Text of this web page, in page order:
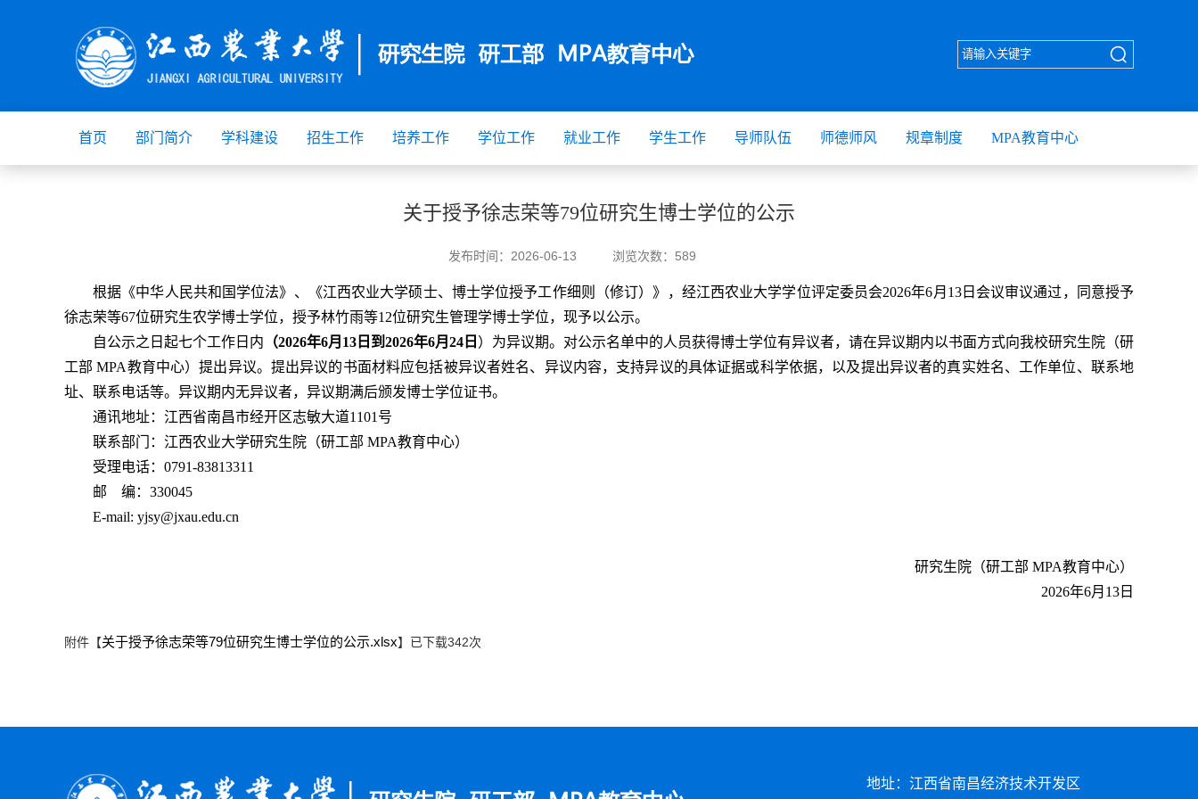
首页 部门简介 学科建设 招生工作 培养工作 学位工作 就业工作 学生工作 导师队伍 师德师风 规章制度 MPA教育中心
关于授予徐志荣等79位研究生博士学位的公示
发布时间： 2026-06-13 浏览次数： 589
根据《中华人民共和国学位法》、《江西农业大学硕士、博士学位授予工作细则（修订）》，经江西农业大学学位评定委员会2026年6月13日会议审议通过，同意授予
徐志荣等67位研究生农学博士学位，授予林竹雨等12位研究生管理学博士学位，现予以公示。
自公示之日起七个工作日内 （2026年6月 13 日到2026年6月 24 日 ）为异议期。对公示名单中的人员获得博士学位有异议者，请在异议期内以书面方式向我校研究生院（研
工部 MPA教育中心）提出异议。提出异议的书面材料应包括被异议者姓名、异议内容，支持异议的具体证据或科学依据，以及提出异议者的真实姓名、工作单位、联系地
址、联系电话等。异议期内无异议者，异议期满后颁发博士学位证书。
通讯地址：江西省南昌市经开区志敏大道1101号
联系部门：江西农业大学研究生院（研工部 MPA教育中心）
受理电话：0791-83813311
邮 编：330045
E-mail: yjsy@jxau.edu.cn
研究生院（研工部 MPA教育中心）
2026年6月 13日
附件【关于授予徐志荣等79位研究生博士学位的公示.xlsx】已下载342次
地址：江西省南昌经济技术开发区